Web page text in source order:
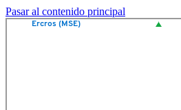
Pasar al contenido principal